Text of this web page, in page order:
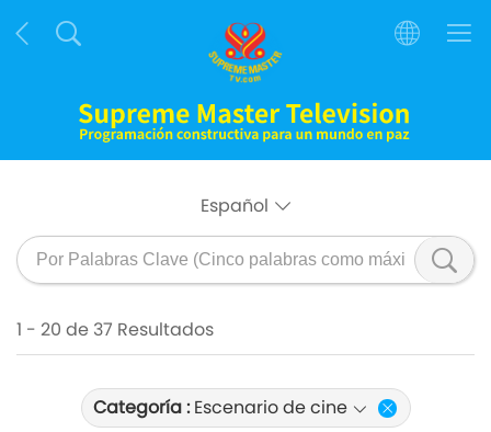
Español
1 - 20 de 37 Resultados
Categoría :Escenario de cine